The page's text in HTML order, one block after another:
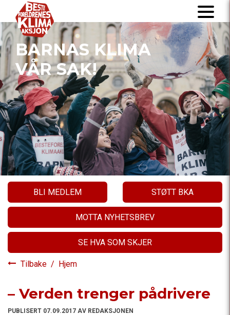
BARNAS KLIMA
VÅR SAK!
BLI MEDLEM STØTT BKA
MOTTA NYHETSBREV
SE HVA SOM SKJER
Tilbake / Hjem
– Verden trenger pådrivere
PUBLISERT 07.09.2017 AV REDAKSJONEN